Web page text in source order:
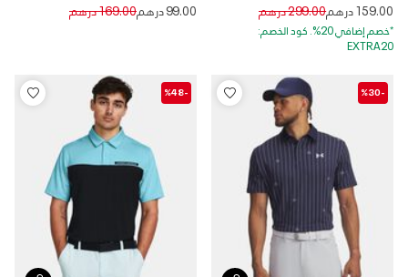
159.00 درهم Price reduced from
299.00 درهم to
*خصم إضافي 20%. كود الخصم:
EXTRA20
99.00 درهم Price reduced from
169.00 درهم to
-%30
-%48